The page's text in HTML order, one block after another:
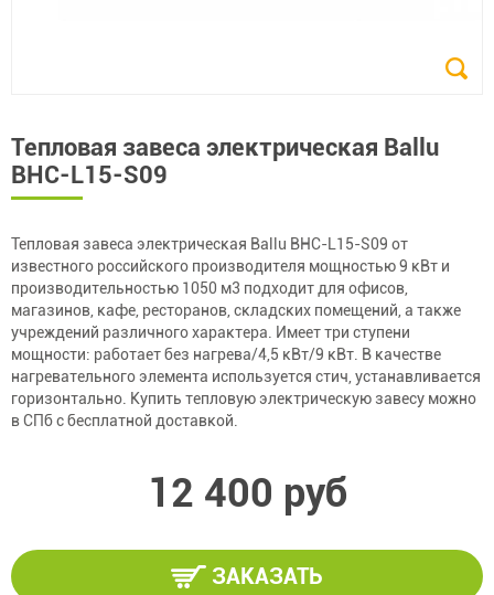
Тепловая завеса электрическая Ballu
BHC-L15-S09
Тепловая завеса электрическая Ballu BHC-L15-S09 от
известного российского производителя мощностью 9 кВт и
производительностью 1050 м3 подходит для офисов,
магазинов, кафе, ресторанов, складских помещений, а также
учреждений различного характера. Имеет три ступени
мощности: работает без нагрева/4,5 кВт/9 кВт. В качестве
нагревательного элемента используется стич, устанавливается
горизонтально. Купить тепловую электрическую завесу можно
в СПб с бесплатной доставкой.
12 400 руб
ЗАКАЗАТЬ